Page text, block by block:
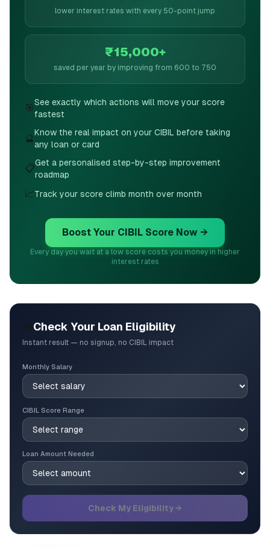
lower interest rates with every 50-point jump
₹15,000+
saved per year by improving from 600 to 750
🎯See exactly which actions will move your score
fastest
🔮Know the real impact on your CIBIL before taking
any loan or card
📋Get a personalised step-by-step improvement
roadmap
📈Track your score climb month over month
Boost Your CIBIL Score Now →
Every day you wait at a low score costs you money in higher
interest rates
Check Your Loan Eligibility
Instant result — no signup, no CIBIL impact
Monthly Salary
CIBIL Score Range
Loan Amount Needed
Check My Eligibility →